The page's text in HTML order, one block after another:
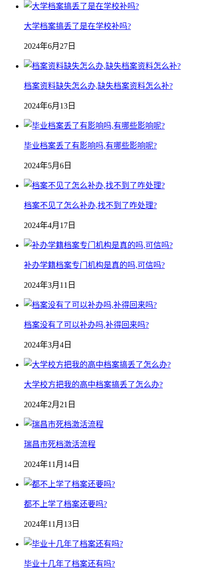
大学档案搞丢了是在学校补吗?
2024年6月27日
档案资料缺失怎么办,缺失档案资料怎么补?
2024年6月13日
毕业档案丢了有影响吗,有哪些影响呢?
2024年5月6日
档案不见了怎么补办,找不到了咋处理?
2024年4月17日
补办学籍档案专门机构是真的吗,可信吗?
2024年3月11日
档案没有了可以补办吗,补得回来吗?
2024年3月4日
大学校方把我的高中档案搞丢了怎么办?
2024年2月21日
瑞昌市死档激活流程
2024年11月14日
都不上学了档案还要吗?
2024年11月13日
毕业十几年了档案还有吗?